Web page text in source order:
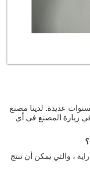
عديدة. لدينا مصنع
زيارة المصنع في أي
، والتي يمكن أن تنتج